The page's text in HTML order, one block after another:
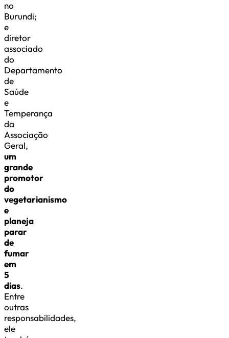
no
Burundi;
e
diretor
associado
do
Departamento
de
Saúde
e
Temperança
da
Associação
Geral,
um
grande
promotor
do
vegetarianismo
e
planeja
parar
de
fumar
em
5
dias.
Entre
outras
responsabilidades,
ele